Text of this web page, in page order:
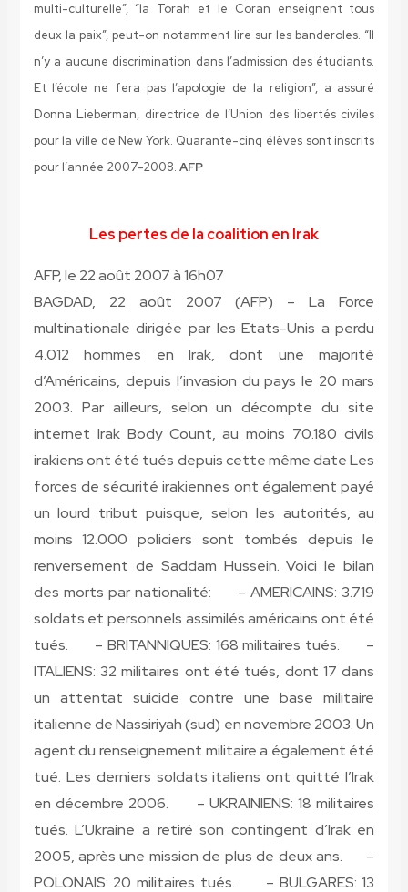
multi-culturelle”, “la Torah et le Coran enseignent tous
deux la paix”, peut-on notamment lire sur les banderoles. “Il
n’y a aucune discrimination dans l’admission des étudiants.
Et l’école ne fera pas l’apologie de la religion”, a assuré
Donna Lieberman, directrice de l’Union des libertés civiles
pour la ville de New York. Quarante-cinq élèves sont inscrits
pour l’année 2007-2008. AFP
Les pertes de la coalition en Irak
AFP, le 22 août 2007 à 16h07
BAGDAD, 22 août 2007 (AFP) – La Force
multinationale dirigée par les Etats-Unis a perdu
4.012 hommes en Irak, dont une majorité
d’Américains, depuis l’invasion du pays le 20 mars
2003. Par ailleurs, selon un décompte du site
internet Irak Body Count, au moins 70.180 civils
irakiens ont été tués depuis cette même date Les
forces de sécurité irakiennes ont également payé
un lourd tribut puisque, selon les autorités, au
moins 12.000 policiers sont tombés depuis le
renversement de Saddam Hussein. Voici le bilan
des morts par nationalité: – AMERICAINS: 3.719
soldats et personnels assimilés américains ont été
tués. – BRITANNIQUES: 168 militaires tués. –
ITALIENS: 32 militaires ont été tués, dont 17 dans
un attentat suicide contre une base militaire
italienne de Nassiriyah (sud) en novembre 2003. Un
agent du renseignement militaire a également été
tué. Les derniers soldats italiens ont quitté l’Irak
en décembre 2006. – UKRAINIENS: 18 militaires
tués. L’Ukraine a retiré son contingent d’Irak en
2005, après une mission de plus de deux ans. –
POLONAIS: 20 militaires tués. – BULGARES: 13